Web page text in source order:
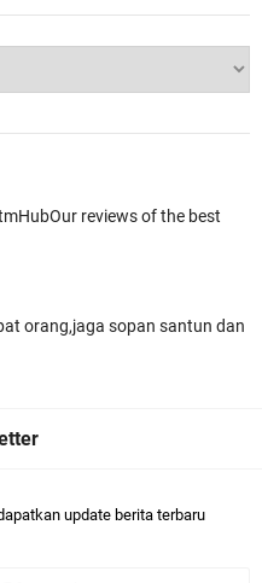
Acara
reviews of the best
orang,jaga sopan santun dan
update berita terbaru